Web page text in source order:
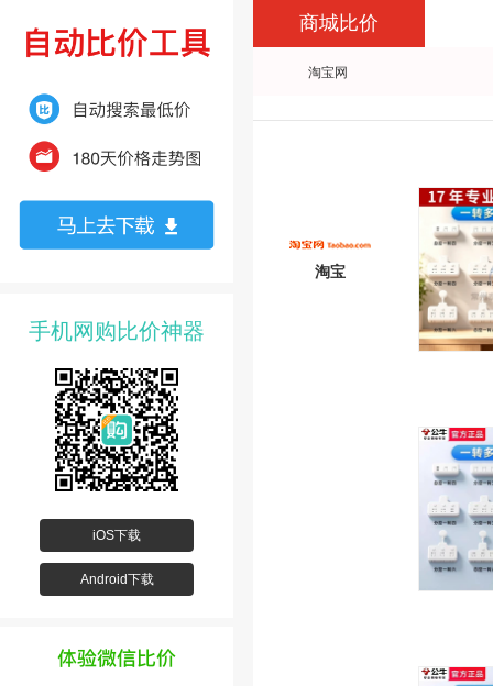
手机网购比价神器
iOS下载
Android下载
商城比价
淘宝网
淘宝